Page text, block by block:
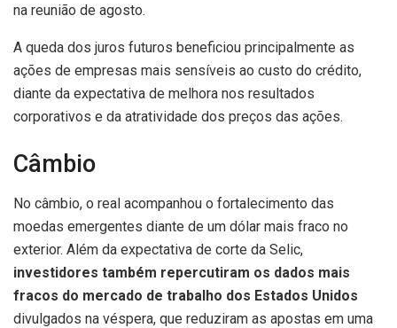
na reunião de agosto.
A queda dos juros futuros beneficiou principalmente as
ações de empresas mais sensíveis ao custo do crédito,
diante da expectativa de melhora nos resultados
corporativos e da atratividade dos preços das ações.
Câmbio
No câmbio, o real acompanhou o fortalecimento das
moedas emergentes diante de um dólar mais fraco no
exterior. Além da expectativa de corte da Selic,
investidores também repercutiram os dados mais
fracos do mercado de trabalho dos Estados Unidos
divulgados na véspera, que reduziram as apostas em uma